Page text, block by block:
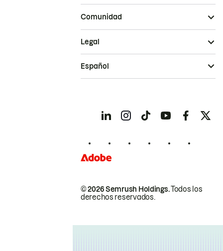
Comunidad
© 2026 Semrush Holdings.Todos los
derechos reservados.
Legal
Español